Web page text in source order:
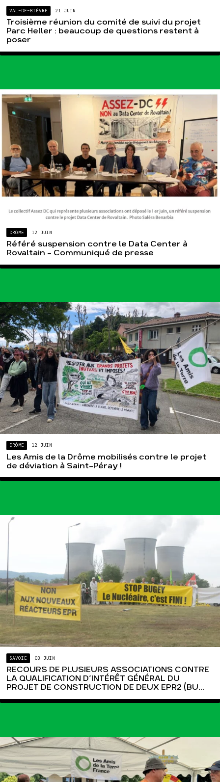
VAL-DE-BIÈVRE 21 JUIN
Troisième réunion du comité de suivi du projet
Parc Heller : beaucoup de questions restent à
poser
DRÔME 12 JUIN
Référé suspension contre le Data Center à
Rovaltain – Communiqué de presse
DRÔME 12 JUIN
Les Amis de la Drôme mobilisés contre le projet
de déviation à Saint-Péray !
SAVOIE 03 JUIN
RECOURS DE PLUSIEURS ASSOCIATIONS CONTRE
LA QUALIFICATION D’INTÉRÊT GÉNÉRAL DU
PROJET DE CONSTRUCTION DE DEUX EPR2 (BU...